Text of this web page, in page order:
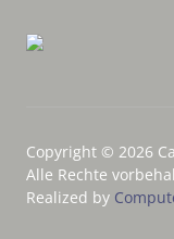
Copyright © 2026
Alle Rechte
Realized by